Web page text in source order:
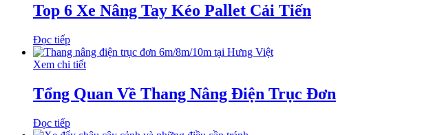
Top 6 Xe Nâng Tay Kéo Pallet Cải Tiến
Đọc tiếp
Xem chi tiết
Tổng Quan Về Thang Nâng Điện Trục Đơn
Đọc tiếp